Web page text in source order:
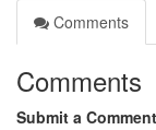
Comments
Comments
Submit a Comment